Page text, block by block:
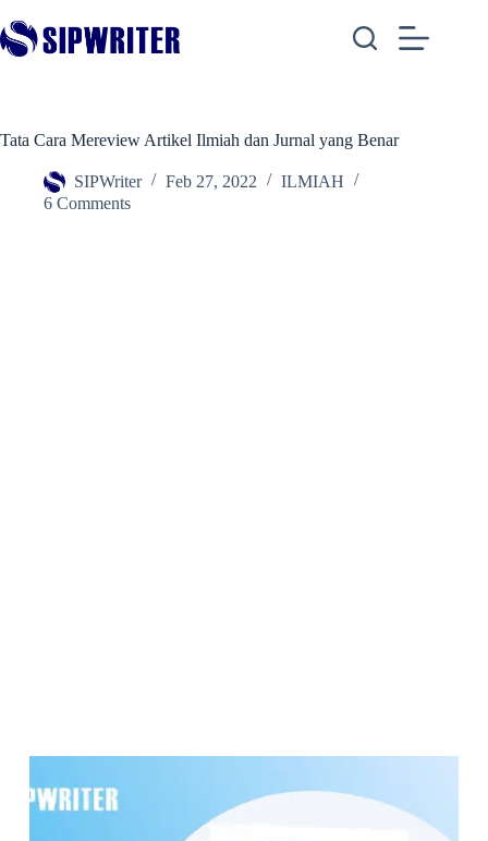
to
content
Tata Cara Mereview Artikel Ilmiah dan Jurnal yang Benar
SIPWriter Feb 27, 2022
ILMIAH
6 Comments